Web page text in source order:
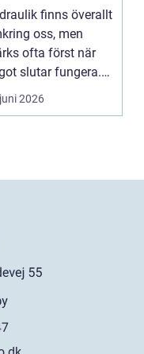
lösningar
till hands
finns överallt
oss, men
ofta först när
slutar fungera.
stanna...
2026